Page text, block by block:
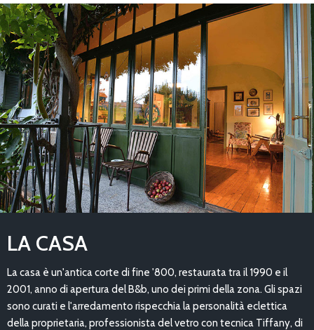
LA CASA
La casa è un'antica corte di fine '800, restaurata tra il 1990 e il
2001, anno di apertura del B&b, uno dei primi della zona. Gli spazi
sono curati e l'arredamento rispecchia la personalità eclettica
della proprietaria, professionista del vetro con tecnica Tiffany, di